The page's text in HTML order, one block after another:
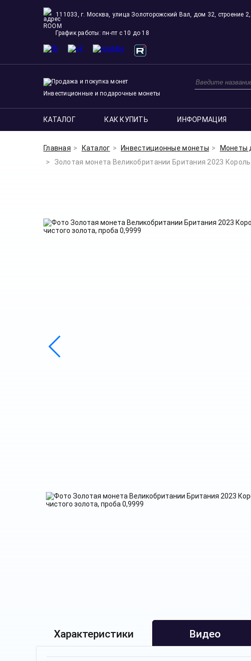
111033, г. Москва, улица Золоторожский Вал, дом 32, строение
ROOM
График работы: пн-пт с 10 до 18
Инвестиционные и подарочные монеты
КАТАЛОГ КАК КУПИТЬ ИНФОРМАЦИЯ
Главная Каталог Инвестиционные монеты
Монеты
Золотая монета Великобритании Британия 2023 Король
Характеристики Видео